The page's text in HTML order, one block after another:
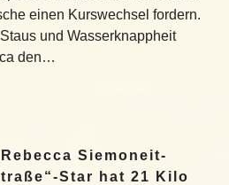
einen Kurswechsel fordern.
und Wasserknappheit
den…
Siemoneit-
Star hat 21 Kilo